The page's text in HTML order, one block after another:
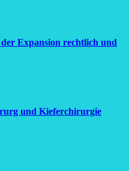
Expansion rechtlich und
und Kieferchirurgie